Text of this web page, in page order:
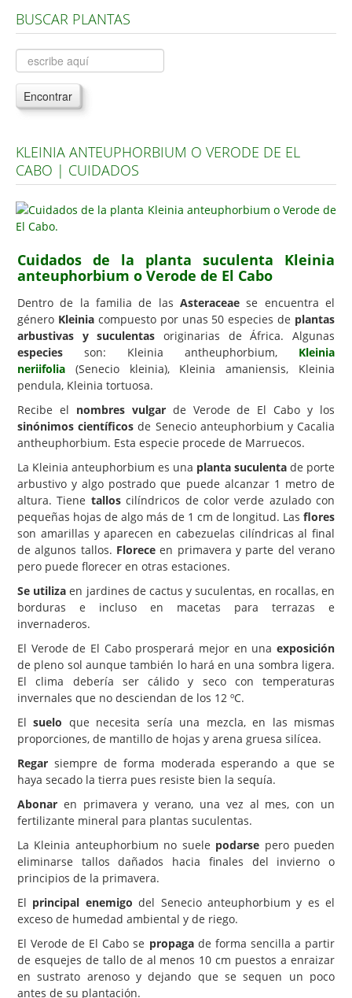
Árboles, Cicas y Palmeras de la G a la Z
Plantas Anuales y Perennes
Plantas Bulbosas y Acuáticas
Plantas de Interior
Plantas Aromáticas y de Huerto
Plantas Carnívoras y Orquídeas
Consejos
Hemisferio Sur
Enfermedades
Animales
Hongos
Carencias
Fotos
Flores y Plantas
Árboles y Palmeras
Arbustos y Trepadoras
Cactus y Suculentas
BUSCAR PLANTAS
Encontrar
KLEINIA ANTEUPHORBIUM O VERODE DE EL
CABO | CUIDADOS
Cuidados de la planta suculenta Kleinia
anteuphorbium o Verode de El Cabo
Dentro de la familia de las Asteraceae se encuentra el
género Kleiniacompuesto por unas 50 especies de plantas
arbustivas y suculentas originarias de África. Algunas
especies son: Kleinia antheuphorbium, Kleinia
neriifolia (Senecio kleinia), Kleinia amaniensis, Kleinia
pendula, Kleinia tortuosa.
Recibe el nombres vulgarde Verode de El Cabo y los
sinónimos científicos de Senecio anteuphorbium y Cacalia
antheuphorbium. Esta especie procede de Marruecos.
La Kleinia anteuphorbium es una planta suculenta de porte
arbustivo y algo postrado que puede alcanzar 1 metro de
altura. Tiene talloscilíndricos de color verde azulado con
pequeñas hojas de algo más de 1 cm de longitud. Las flores
son amarillas y aparecen en cabezuelas cilíndricas al final
de algunos tallos. Florece en primavera y parte del verano
pero puede florecer en otras estaciones.
Se utiliza en jardines de cactus y suculentas, en rocallas, en
borduras e incluso en macetas para terrazas e
invernaderos.
El Verode de El Cabo prosperará mejor en una exposición
de pleno sol aunque también lo hará en una sombra ligera.
El clima debería ser cálido y seco con temperaturas
invernales que no desciendan de los 12 ºC.
Elsuelo que necesita sería una mezcla, en las mismas
proporciones, de mantillo de hojas y arena gruesa silícea.
Regar siempre de forma moderada esperando a que se
haya secado la tierra pues resiste bien la sequía.
Abonar en primavera y verano, una vez al mes, con un
fertilizante mineral para plantas suculentas.
La Kleinia anteuphorbium no suele podarse pero pueden
eliminarse tallos dañados hacia finales del invierno o
principios de la primavera.
El principal enemigo del Senecio anteuphorbium y es el
exceso de humedad ambiental y de riego.
El Verode de El Cabo se propagade forma sencilla a partir
de esquejes de tallo de al menos 10 cm puestos a enraizar
en sustrato arenoso y dejando que se sequen un poco
antes de su plantación.